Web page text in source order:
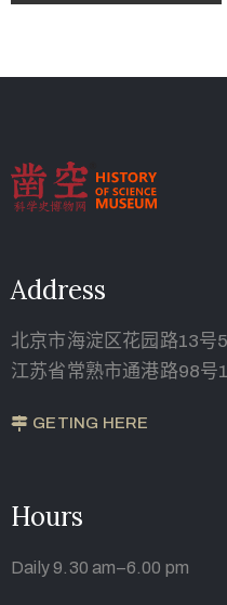
Address
北京市海淀区花园路13号
江苏省常熟市通港路98号
GETING HERE
Hours
Daily 9.30 am–6.00 pm